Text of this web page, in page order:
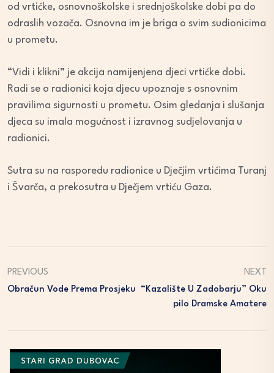
od vrtićke, osnovnoškolske i srednjoškolske dobi pa do
odraslih vozača. Osnovna im je briga o svim sudionicima
u prometu.
“Vidi i klikni” je akcija namijenjena djeci vrtićke dobi.
Radi se o radionici koja djecu upoznaje s osnovnim
pravilima sigurnosti u prometu. Osim gledanja i slušanja
djeca su imala mogućnost i izravnog sudjelovanja u
radionici.
Sutra su na rasporedu radionice u Dječjim vrtićima Turanj
i Švarča, a prekosutra u Dječjem vrtiću Gaza.
PREVIOUS
Obračun Vode Prema Prosjeku
NEXT
“Kazalište U Zadobarju” Oku
Pilo Dramske Amatere